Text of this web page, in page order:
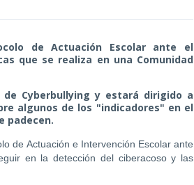
de Actuación Escolar ante el
que se realiza en una Comunidad
Cyberbullying y estará dirigido a
algunos de los "indicadores" en el
padecen.
de Actuación e Intervención Escolar ante
en la detección del ciberacoso y las